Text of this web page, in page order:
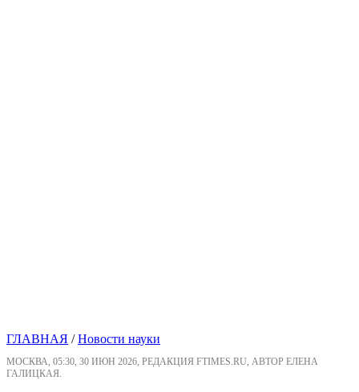
ГЛАВНАЯ /Новости науки
МОСКВА, 05:30, 30 ИЮН 2026, РЕДАКЦИЯ FTIMES.RU, АВТОР ЕЛЕНА
ГАЛИЦКАЯ.